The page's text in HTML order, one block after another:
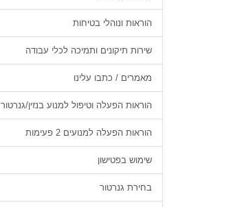
הוראות ונוהלי בטיחות
שירות תיקונים ותמיכה לכלי עבודה
מאמרים / כתבו עלינו
הוראות הפעלה וטיפול למנוע בנזין/גנרטור
הוראות הפעלה למנועים 2 פעימות
שימוש בפטישון
בחירת גנרטור